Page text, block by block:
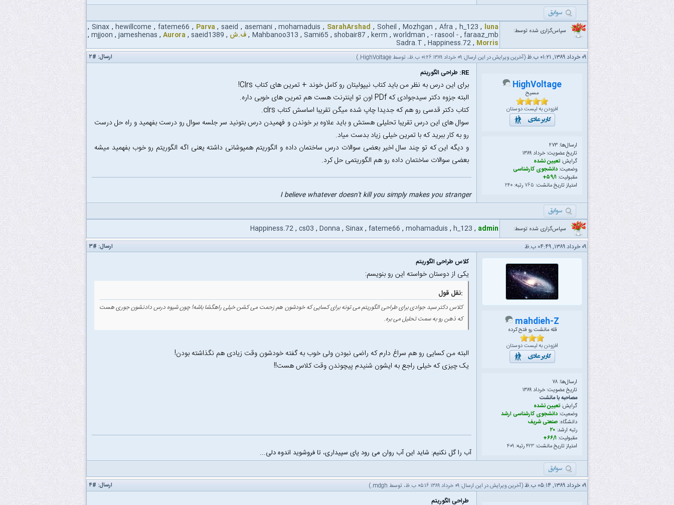
سپاس‌گزاری شده توسط: luna
,
h_123
,
Afra
,
Mozhgan
,
Soheil
,
SarahArshad
,
mohamaduis
,
asemani
,
saeid
,
Parva
,
fateme66
,
hewillcome
,
Sinax
,
faraaz_mb
,
- rasool -
,
worldman
,
kerm
,
shobair87
,
Sami65
,
Mahbanoo313
,ف.ش ,
saeid1389
,
Aurora
,
jameshenas
,
mjjoon
,
Morris
,
Happiness.72
,
Sadra.T
ارسال: #۲ ۰۹ خرداد ۱۳۸۹, ۰۱:۲۱ ب.ظ (آخرین ویرایش در این ارسال: ۰۹ خرداد ۱۳۸۹ ۰۱:۲۶ ب.ظ، توسط HighVoltage
.)
HighVoltage
مسیح
افزودن به لیست دوستان
ارسال‌ها: ۲۷۳
تاریخ عضویت: خرداد ۱۳۸۹
گرایش:تعیین نشده
وضعیت:دانشجوی کارشناسی
مقبولیت: ۵۹/۱+
امتیاز تاریخ مانشت: ۷۶۵ رتبه:۲۴۰
RE: طراحی الگوریتم
برای این درس به نظر من باید کتاب نیپولیتان رو کامل خوند + تمرین های کتاب Clrs!
البته جزوه دکتر سیدجوادی که PDf اون تو اینترنت هست هم تمرین های خوبی داره.
کتاب دکتر قدسی رو هم که جدیدا چاپ شده میگن تقریبا اساسش کتاب clrs.
سوال های این درس تقریبا تحلیلی هستش و باید علاوه بر خوندن و فهمیدن درس بتونید سر جلسه سوال رو درست بفهمید و راه حل درست
رو به کار ببرید که با تمرین خیلی زیاد بدست میاد.
و دیگه این که تو چند سال اخیر بعضی سوالات درس ساختمان داده و الگوریتم همپوشانی داشته یعنی اگه الگوریتم رو خوب بفهمید میشه
بعضی سوالات ساختمان داده رو هم الگوریتمی حل کرد.
I believe whatever doesn't kill you simply makes you stranger
سپاس‌گزاری شده توسط: admin
,
h_123
,
mohamaduis
,
fateme66
,
Sinax
,
Donna
,
cs03
,
Happiness.72
ارسال: #۳ ۰۹ خرداد ۱۳۸۹, ۰۴:۴۹ ب.ظ
mahdieh-Z
قله مانشت رو فتح کرده
افزودن به لیست دوستان
ارسال‌ها: ۷۸
تاریخ عضویت: خرداد ۱۳۸۹
مصاحبه با مانشت
گرایش:تعیین نشده
وضعیت:دانشجوی کارشناسی ارشد
دانشگاه:صنعتی شریف
رتبه ارشد:۲۰
مقبولیت: ۶۶/۱+
امتیاز تاریخ مانشت:۴۲۳رتبه:۴۰۹
کلاس طراحی الگوریتم
یکی از دوستان خواسته این رو بنویسم:
نقل قول:
کلاس دکتر سید جوادی برای طراحی الگوریتم می تونه برای کسایی که خودشون هم زحمت می کشن خیلی راهگشا باشه! چون شیوه درس دادنشون جوری هست
که ذهن رو به سمت تحلیل می بره.
البته من کسایی رو هم سراغ دارم که راضی نبودن ولی خوب به گفته خودشون وقت زیادی هم نگذاشته بودن!
یک چیزی که خیلی راجع به ایشون شنیدم پیچوندن وقت کلاس هست!!
آب را گل نکنیم: شاید این آب روان می رود پای سپیداری، تا فروشوید اندوه دلی...
ارسال: #۴ ۰۹ خرداد ۱۳۸۹, ۰۵:۱۴ ب.ظ (آخرین ویرایش در این ارسال: ۰۹ خرداد ۱۳۸۹ ۰۵:۱۶ ب.ظ، توسط mdgh
.)
طراحی الگوریتم